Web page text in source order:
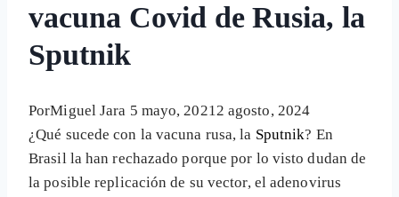
vacuna Covid de Rusia, la
Sputnik
PorMiguel Jara 5 mayo, 20212 agosto, 2024
¿Qué sucede con la vacuna rusa, la Sputnik? En
Brasil la han rechazado porque por lo visto dudan de
la posible replicación de su vector, el adenovirus